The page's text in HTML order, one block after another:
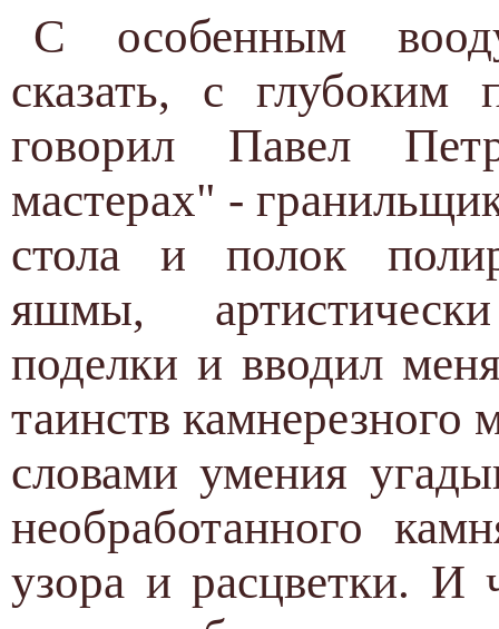
С особенным
сказать, с глубоким
говорил Павел
мастерах" -
стола и полок
яшмы,
поделки и вводил
таинств камнерезного
словами умения
необработанного
узора и расцветки. И